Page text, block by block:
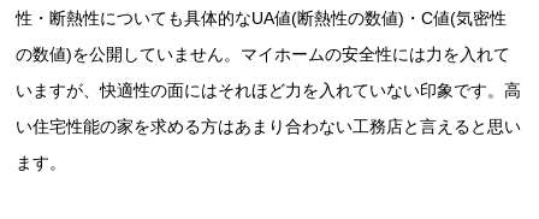
性・断熱性についても具体的なUA値(断熱性の数値)・C値(気密性
の数値)を公開していません。マイホームの安全性には力を入れて
いますが、快適性の面にはそれほど力を入れていない印象です。高
い住宅性能の家を求める方はあまり合わない工務店と言えると思い
ます。